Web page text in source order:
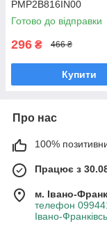
PMP2B816IN00
Готово до відправки
296 ₴ 466 ₴
Купити
Про нас
100%
Працює з
м. Івано-
телефон
Івано-